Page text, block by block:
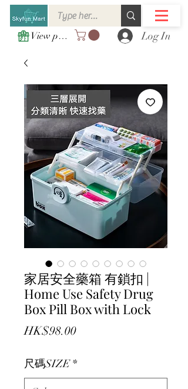
View points Log In
家居安全藥箱 有鎖扣 |
Home Use Safety Drug
Box Pill Box with Lock
HK$98.00Price
尺碼SIZE *